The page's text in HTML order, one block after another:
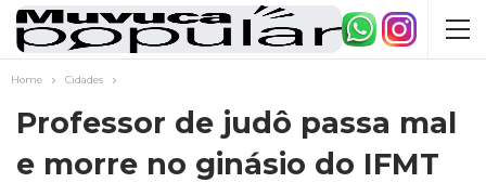
Home Cidades
Professor de judô passa mal
e morre no ginásio do IFMT